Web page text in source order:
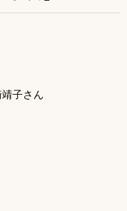
子さん